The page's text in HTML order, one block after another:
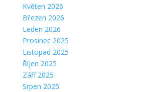
Květen 2026
Březen 2026
Leden 2026
Prosinec 2025
Listopad 2025
Říjen 2025
Září 2025
Srpen 2025